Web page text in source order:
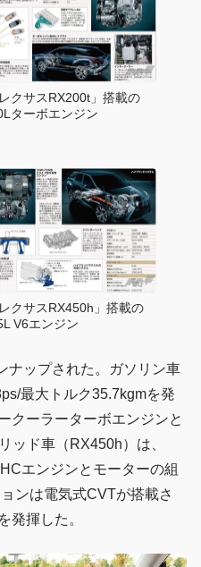
レクサスRX200t」搭載の
ターボエンジン
レクサスRX450h」搭載の
V6エンジン
ナップされた。ガソリン車
最大トルク35.7kgmを発
クーラーターボエンジンと
ッド車（RX450h）は、
エンジンとモーターの組
ンは電気式CVTが搭載さ
発揮した。